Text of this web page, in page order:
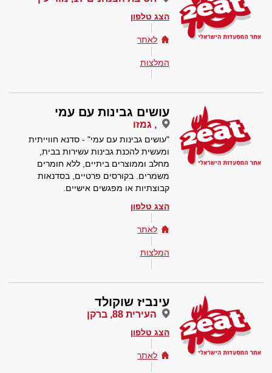
הצג טלפון
לאתר
המלצות
עושים גבינות עם עמי
, גמזו
"עושים גבינות עם עמי" - סדנא חווייתית
ומעשית להכנת גבינות עשירות בבית,
מחלב וממוצרים ביתיים, ללא חומרים
משמרים. בקורסים פרטיים, בסדנאות
קבוצתיות או מפגשים אישיים.
הצג טלפון
לאתר
המלצות
עינביז שוקולד
העירית 88, ברקן
הצג טלפון
לאתר